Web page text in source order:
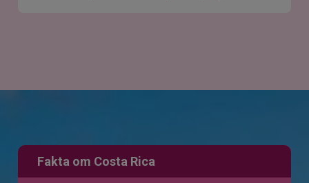
Fakta om Costa Rica